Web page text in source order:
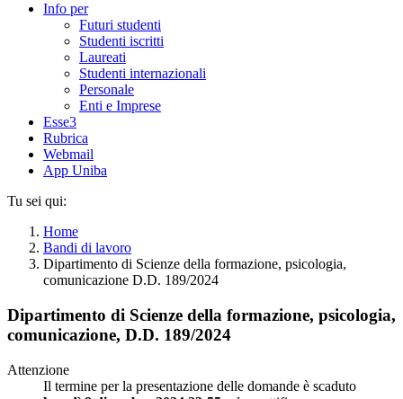
Info per
Futuri studenti
Studenti iscritti
Laureati
Studenti internazionali
Personale
Enti e Imprese
Esse3
Rubrica
Webmail
App Uniba
Tu sei qui:
Home
Bandi di lavoro
Dipartimento di Scienze della formazione, psicologia,
comunicazione D.D. 189/2024
Dipartimento di Scienze della formazione, psicologia,
comunicazione, D.D. 189/2024
Attenzione
Il termine per la presentazione delle domande è scaduto